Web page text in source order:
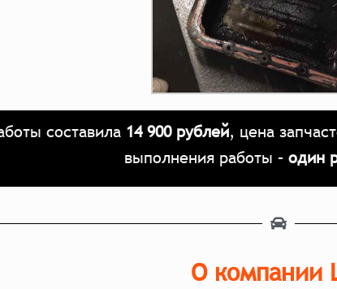
составила 14 900 рублей, цена
выполнения работы –один
О компании